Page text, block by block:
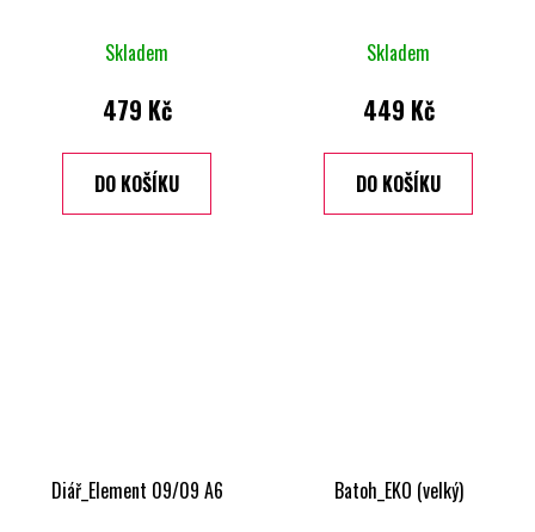
hodnocení
produktu
je
3,0
z
Skladem
479 Kč
DO KOŠÍKU
Skladem
449 Kč
DO KOŠÍKU
Diář_Element 09/09 A6 Batoh_EKO (velký)